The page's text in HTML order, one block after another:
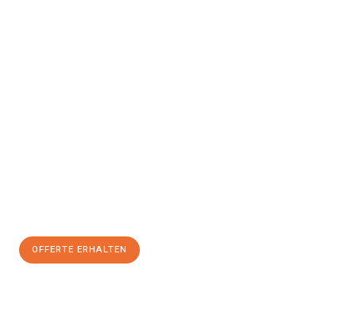
OFFERTE ERHALTEN